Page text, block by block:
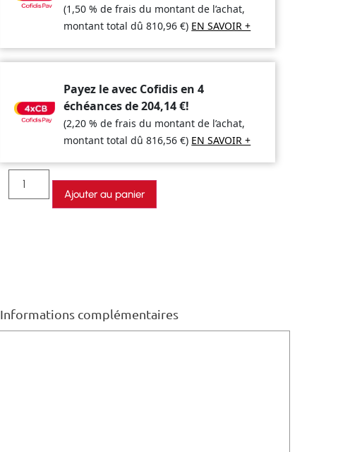
(1,50 % de frais du montant de l’achat,
montant total dû810,96€) EN SAVOIR +
Payez le avec Cofidis en 4
échéances de204,14€!
(2,20 % de frais du montant de l’achat,
montant total dû816,56€) EN SAVOIR +
Ajouter au panier
Informations complémentaires